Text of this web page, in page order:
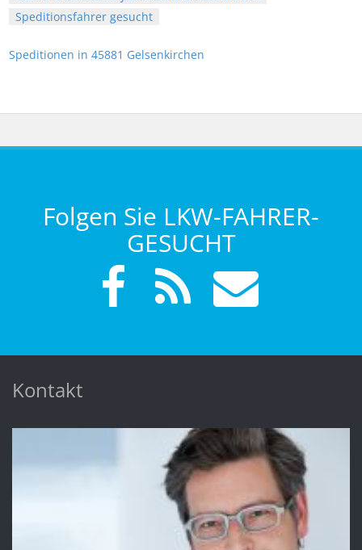
Speditionsfahrer gesucht
Speditionen in 45881 Gelsenkirchen
Folgen Sie LKW-FAHRER-
GESUCHT
Kontakt